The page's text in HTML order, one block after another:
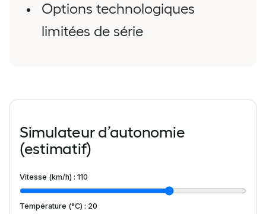
Options technologiques
limitées de série
Simulateur d’autonomie
(estimatif)
Vitesse (km/h) : 110
Température (°C) : 20